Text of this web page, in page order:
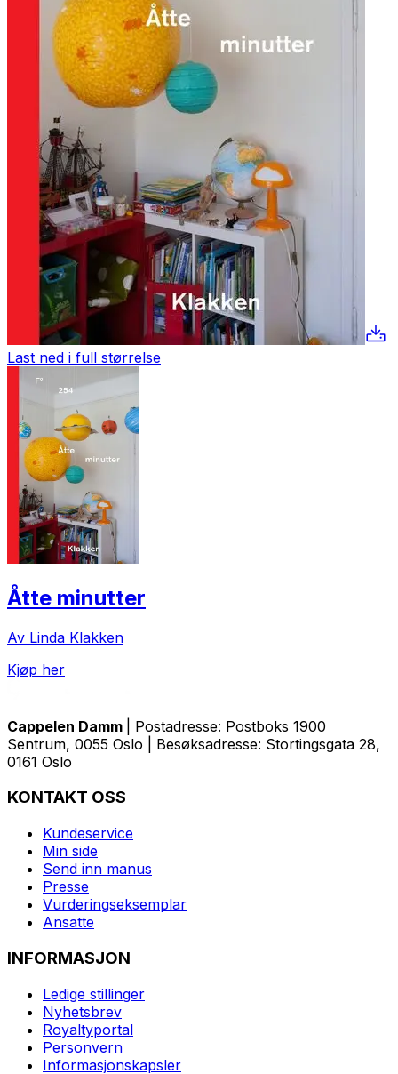
Last ned i full størrelse
Åtte minutter
Av Linda Klakken
Kjøp her
Cappelen Damm
| Postadresse: Postboks 1900
Sentrum, 0055 Oslo | Besøksadresse: Stortingsgata 28,
0161 Oslo
KONTAKT OSS
Kundeservice
Min side
Send inn manus
Presse
Vurderingseksemplar
Ansatte
INFORMASJON
Ledige stillinger
Nyhetsbrev
Royaltyportal
Personvern
Informasjonskapsler